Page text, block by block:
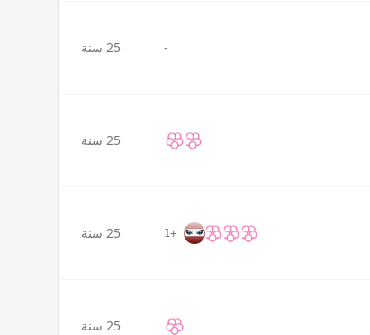
- 25 سنة
25 سنة
+1 25 سنة
25 سنة